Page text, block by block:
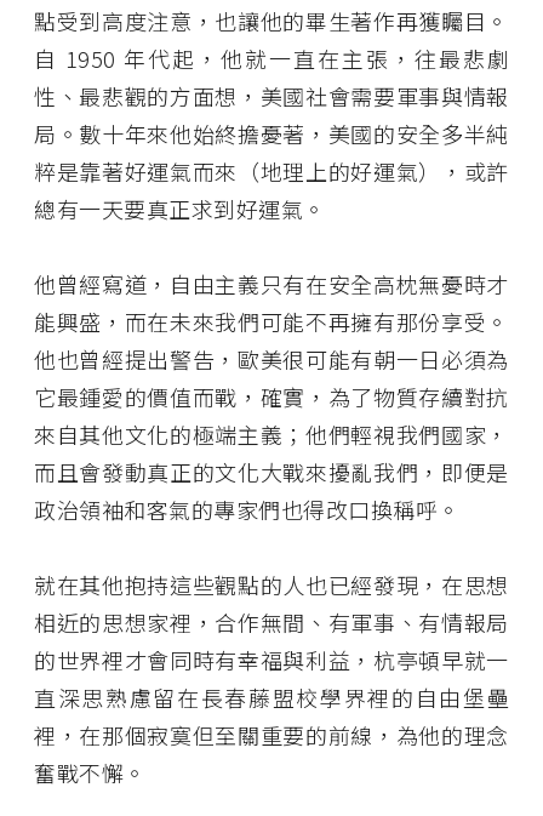
點受到高度注意，也讓他的畢生著作再獲矚目。
自 1950 年代起，他就一直在主張，往最悲劇
性、最悲觀的方面想，美國社會需要軍事與情報
局。數十年來他始終擔憂著，美國的安全多半純
粹是靠著好運氣而來（地理上的好運氣），或許
總有一天要真正求到好運氣。
他曾經寫道，自由主義只有在安全高枕無憂時才
能興盛，而在未來我們可能不再擁有那份享受。
他也曾經提出警告，歐美很可能有朝一日必須為
它最鍾愛的價值而戰，確實，為了物質存續對抗
來自其他文化的極端主義；他們輕視我們國家，
而且會發動真正的文化大戰來擾亂我們，即便是
政治領袖和客氣的專家們也得改口換稱呼。
就在其他抱持這些觀點的人也已經發現，在思想
相近的思想家裡，合作無間、有軍事、有情報局
的世界裡才會同時有幸福與利益，杭亭頓早就一
直深思熟慮留在長春藤盟校學界裡的自由堡壘
裡，在那個寂寞但至關重要的前線，為他的理念
奮戰不懈。